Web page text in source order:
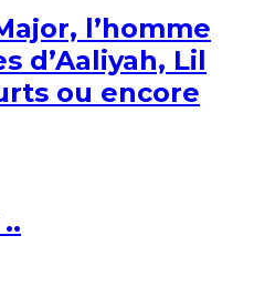
l’homme
d’Aaliyah, Lil
ou encore